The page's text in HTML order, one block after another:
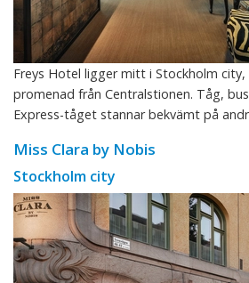
Freys Hotel ligger mitt i Stockholm
promenad från Centralstionen. Tåg,
Express-tåget stannar bekvämt på
Miss Clara by Nobis
Stockholm city